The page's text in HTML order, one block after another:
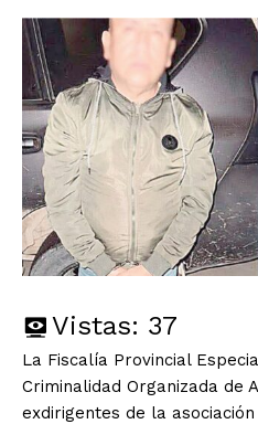
Vistas: 37
La Fiscalía Provincial
Criminalidad Organizada de
exdirigentes de la